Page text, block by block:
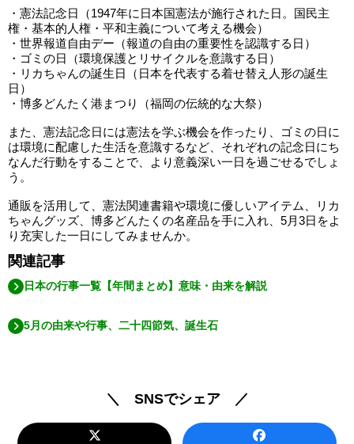
・憲法記念日（1947年に日本国憲法が施行された日。国民主
権・基本的人権・平和主義について考える機会）
・世界報道自由デー（報道の自由の重要性を認識する日）
・ゴミの日（環境保護とリサイクルを意識する日）
・リカちゃんの誕生日（日本を代表する着せ替え人形の誕生
日）
・博多どんたく港まつり（福岡の伝統的な大祭）
また、憲法記念日には憲法を学ぶ機会を作ったり、ゴミの日に
は環境に配慮した生活を意識するなど、それぞれの記念日にち
なんだ行動をすることで、より意義深い一日を過ごせるでしょ
う。
通販を活用して、憲法関連書籍や環境に優しいアイテム、リカ
ちゃんグッズ、博多どんたくの名産品を手に入れ、5月3日をよ
り充実した一日にしてみませんか。
関連記事
日本の行事一覧【年間まとめ】意味・由来を解説
5月の由来や行事、二十四節気、誕生石
＼ SNSでシェア ／